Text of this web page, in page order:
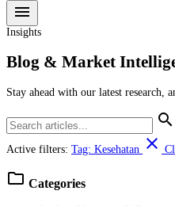
menu
Insights
Blog & Market
Stay ahead with our latest research,
search
Active filters: Tag: Kesehatan close
folder Categories